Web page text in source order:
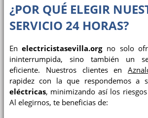
¿POR QUÉ ELEGIR
SERVICIO 24 HORAS?
Enelectricistasevilla.orgno solo
ininterrumpida, sino también un
eficiente. Nuestros clientes en
rapidez con la que respondemos a
eléctricas, minimizando así los
Al elegirnos, te beneficias de: